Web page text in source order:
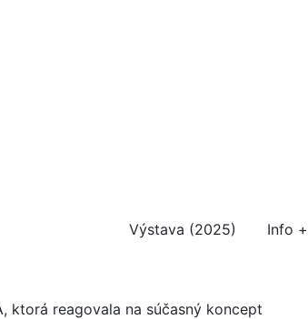
Výstava (2025) Info +
ktorá reagovala na súčasný koncept